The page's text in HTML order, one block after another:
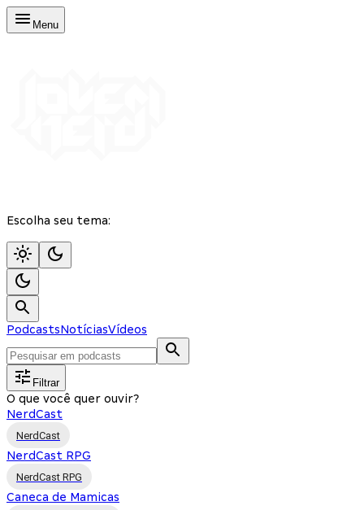
Menu
Escolha seu tema:
PodcastsNotíciasVídeos
Filtrar
O que você quer ouvir?
NerdCast
NerdCast
NerdCast RPG
NerdCast RPG
Caneca de Mamicas